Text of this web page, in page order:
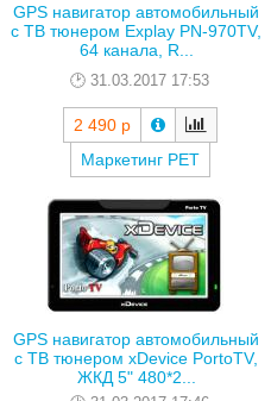
GPS навигатор автомобильный
с ТВ тюнером Explay PN-970TV,
64 канала, R...
31.03.2017 17:53
2 490 р
Маркетинг РЕТ
GPS навигатор автомобильный
с ТВ тюнером xDevice PortoTV,
ЖКД 5" 480*2...